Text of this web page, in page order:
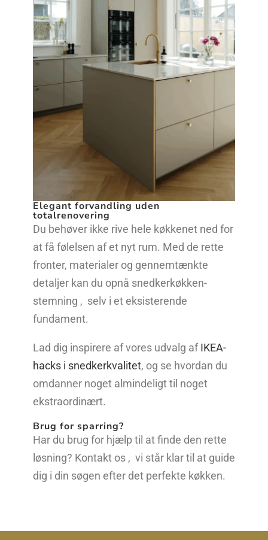
Elegant forvandling uden
totalrenovering
Du behøver ikke rive hele køkkenet ned for
at få følelsen af et nyt rum. Med de rette
fronter, materialer og gennemtænkte
detaljer kan du opnå snedkerkøkken-
stemning , selv i et eksisterende
fundament.
Lad dig inspirere af vores udvalg afIKEA-
hacks i snedkerkvalitet, og se hvordan du
omdanner noget almindeligt til noget
ekstraordinært.
Brug for sparring?
Har du brug for hjælp til at finde den rette
løsning? Kontakt os , vi står klar til at guide
dig i din søgen efter det perfekte køkken.